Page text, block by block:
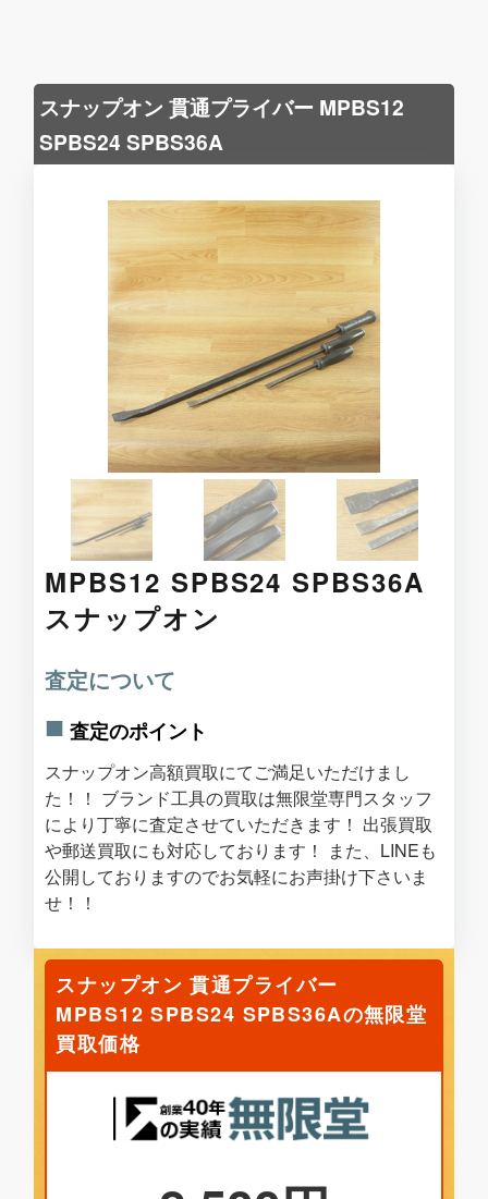
スナップオン 貫通プライバー MPBS12
SPBS24 SPBS36A
MPBS12 SPBS24 SPBS36A
スナップオン
査定について
査定のポイント
スナップオン高額買取にてご満足いただけまし
た！！ ブランド工具の買取は無限堂専門スタッフ
により丁寧に査定させていただきます！ 出張買取
や郵送買取にも対応しております！ また、LINEも
公開しておりますのでお気軽にお声掛け下さいま
せ！！
スナップオン 貫通プライバー
MPBS12 SPBS24 SPBS36Aの無限堂
買取価格